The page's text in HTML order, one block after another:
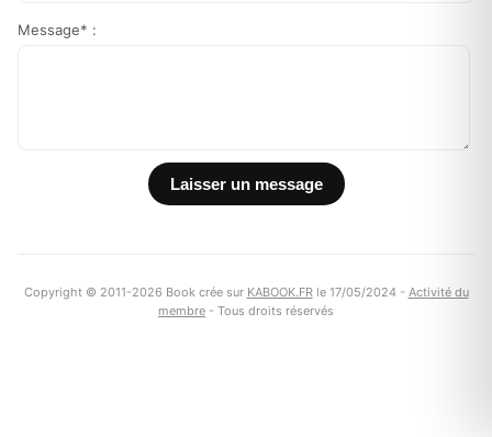
Message* :
Copyright © 2011-2026 Book crée sur KABOOK.FRle 17/05/2024 - Activité du
membre - Tous droits réservés